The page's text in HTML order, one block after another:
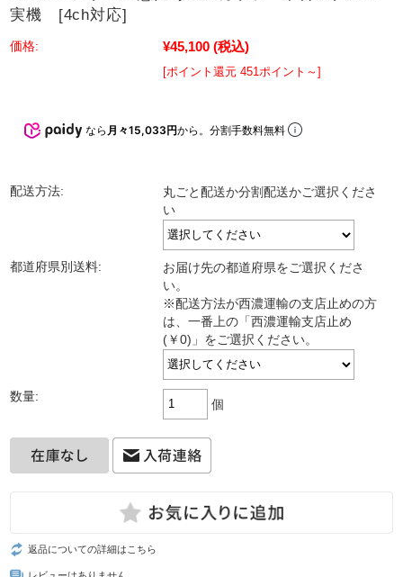
実機 [4ch対応]
価格: ¥45,100 (税込)
[ポイント還元 451ポイント～]
なら 月々15,033円から。分割手数料無料
配送方法:
丸ごと配送か分割配送かご選択くださ
い
都道府県別送料:
お届け先の都道府県をご選択くださ
い。
※配送方法が西濃運輸の支店止めの方
は、一番上の「西濃運輸支店止め
(￥0)」をご選択ください。
数量:
個
返品についての詳細はこちら